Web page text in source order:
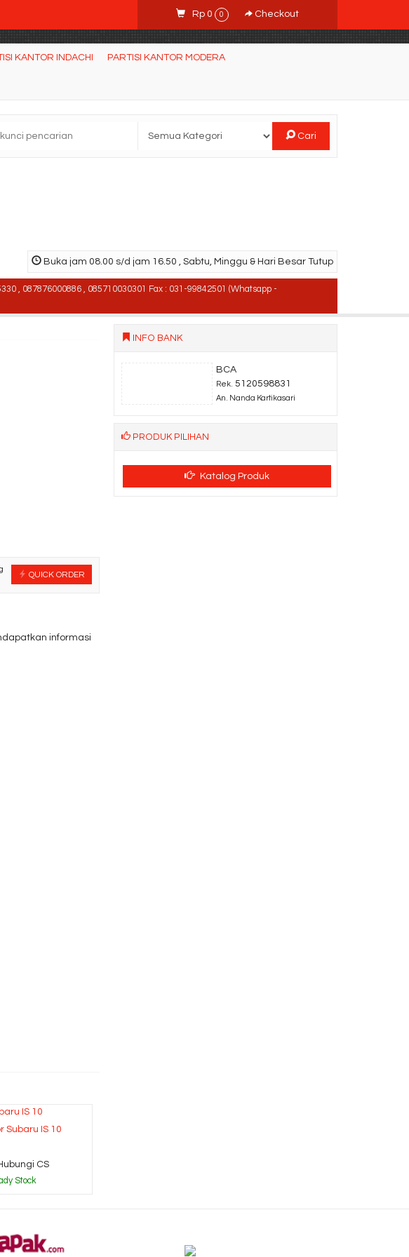
Rp 0 0 Checkout
KANTOR INDACHI PARTISI KANTOR MODERA
Cari
Buka jam 08.00 s/d jam 16.50 , Sabtu, Minggu & Hari Besar Tutup
, 087876000886 , 085710030301 Fax : 031-99842501 (Whatsapp -
QUICK ORDER
informasi
Subaru IS 10
CS
Stock
INFO BANK
BCA
Rek. 5120598831
An. Nanda Kartikasari
PRODUK PILIHAN
Katalog Produk